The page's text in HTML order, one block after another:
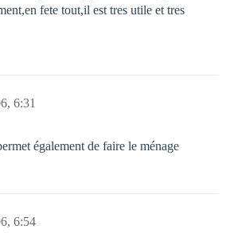
fete tout,il est tres utile et tres
6:31
également de faire le ménage
6:54